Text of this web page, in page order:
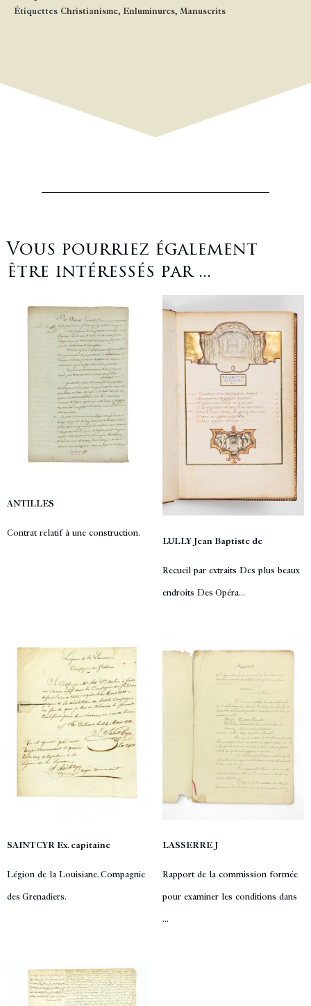
Étiquettes Christianisme, Enluminures, Manuscrits
Vous pourriez également
être intéressés par ...
ANTILLES
Contrat relatif à une construction.
LULLY Jean Baptiste de
Recueil par extraits Des plus beaux
endroits Des Opéra...
SAINT CYR Ex. capitaine
Légion de la Louisiane. Compagnie
des Grenadiers.
LASSERRE J
Rapport de la commission formée
pour examiner les conditions dans
...